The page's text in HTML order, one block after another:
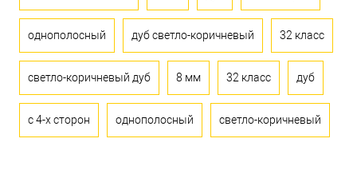
однополосный дуб светло-коричневый 32 класс
светло-коричневый дуб 8 мм 32 класс дуб
с 4-х сторон однополосный светло-коричневый